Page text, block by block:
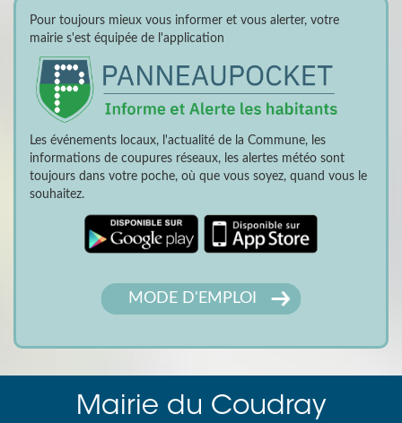
Pour toujours mieux vous informer et vous alerter, votre
mairie s'est équipée de l'application
Les événements locaux, l'actualité de la Commune, les
informations de coupures réseaux, les alertes météo sont
toujours dans votre poche, où que vous soyez, quand vous le
souhaitez.
MODE D'EMPLOI
Mairie du Coudray